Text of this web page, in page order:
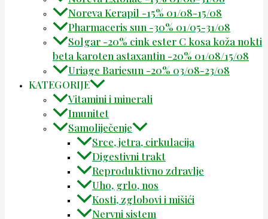
Noreva Kerapil -15% 01/08-15/08
Pharmaceris sun -30% 01/05-31/08
Solgar -20% cink ester C kosa koža nokti
beta karoten astaxantin -20% 01/08/15/08
Uriage Bariesun -20% 03/08-23/08
KATEGORIJE
Vitamini i minerali
Imunitet
Samoliječenje
Srce, jetra, cirkulacija
Digestivni trakt
Reproduktivno zdravlje
Uho, grlo, nos
Kosti, zglobovi i mišići
Nervni sistem